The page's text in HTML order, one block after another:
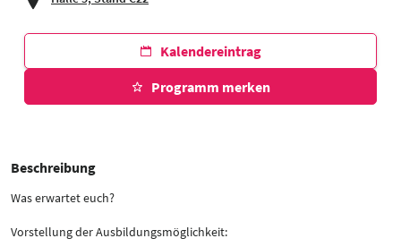
Kalendereintrag
Programm merken
Beschreibung
Was erwartet euch?
Vorstellung der Ausbildungsmöglichkeit: